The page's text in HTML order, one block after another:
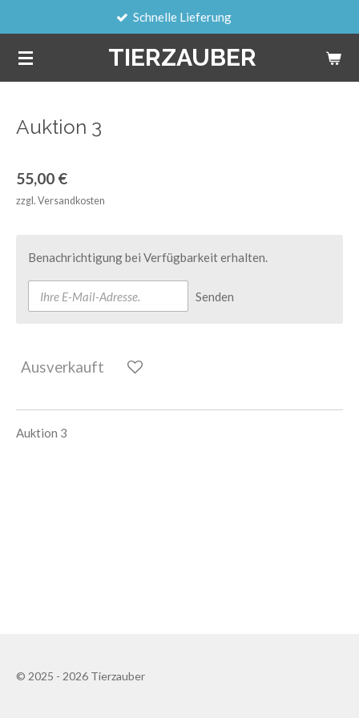
springen
TIERZAUBER
Schnelle Lieferung
Auktion 3
55,00 €
zzgl. Versandkosten
Benachrichtigung bei Verfügbarkeit erhalten.
Senden
Ausverkauft
Auktion 3
© 2025 - 2026 Tierzauber